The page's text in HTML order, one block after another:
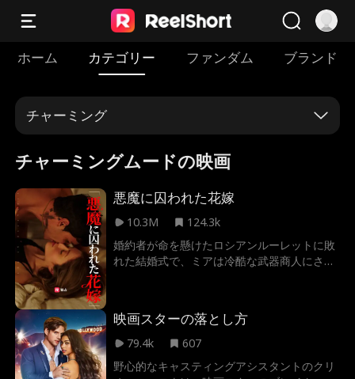
ホーム カテゴリー ファンダム ブランド
チャーミング
チャーミングムードの映画
悪魔に囚われた花嫁
10.3M
124.3k
婚約者が命を懸けたロシアンルーレットに敗
れた結婚式で、ミアは冷酷な武器商人にさら
で揺れる彼女は、果たして自分自身を守り抜
けるのか。
映画スターの落とし方
79.4k
607
野心的なキャスティングアシスタントのクリ